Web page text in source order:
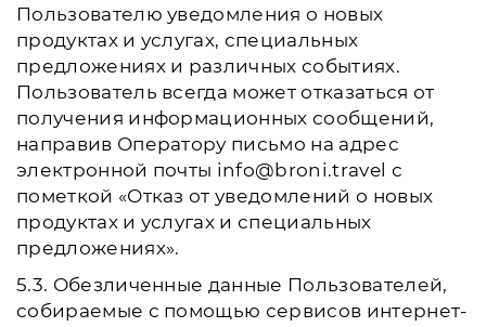
Пользователю уведомления о новых
продуктах и услугах, специальных
предложениях и различных событиях.
Пользователь всегда может отказаться от
получения информационных сообщений,
направив Оператору письмо на адрес
электронной почты info@broni.travel с
пометкой «Отказ от уведомлений о новых
продуктах и услугах и специальных
предложениях».
5.3. Обезличенные данные Пользователей,
собираемые с помощью сервисов интернет-